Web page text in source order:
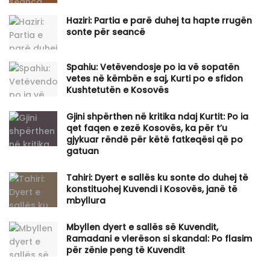
Haziri: Partia e parë duhej ta hapte rrugën
sonte për seancë
Spahiu: Vetëvendosje po ia vë sopatën
vetes në këmbën e saj, Kurti po e sfidon
Kushtetutën e Kosovës
Gjini shpërthen në kritika ndaj Kurtit: Po ia
qet faqen e zezë Kosovës, ka për t’u
gjykuar rëndë për këtë fatkeqësi që po
gatuan
Tahiri: Dyert e sallës ku sonte do duhej të
konstituohej Kuvendi i Kosovës, janë të
mbyllura
Mbyllen dyert e sallës së Kuvendit,
Ramadani e vlerëson si skandal: Po flasim
për zënie peng të Kuvendit